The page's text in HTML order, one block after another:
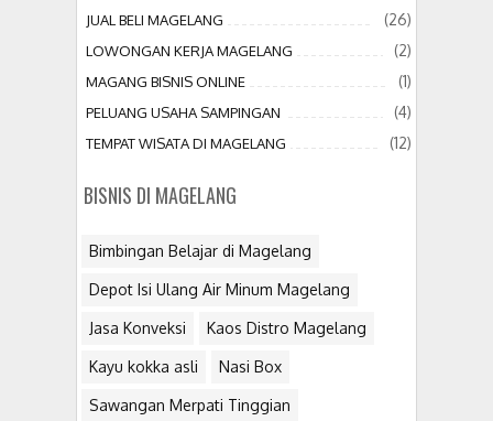
JUAL BELI MAGELANG (26)
LOWONGAN KERJA MAGELANG (2)
MAGANG BISNIS ONLINE (1)
PELUANG USAHA SAMPINGAN (4)
TEMPAT WISATA DI MAGELANG (12)
BISNIS DI MAGELANG
Bimbingan Belajar di Magelang
Depot Isi Ulang Air Minum Magelang
Jasa Konveksi Kaos Distro Magelang
Kayu kokka asli Nasi Box
Sawangan Merpati Tinggian